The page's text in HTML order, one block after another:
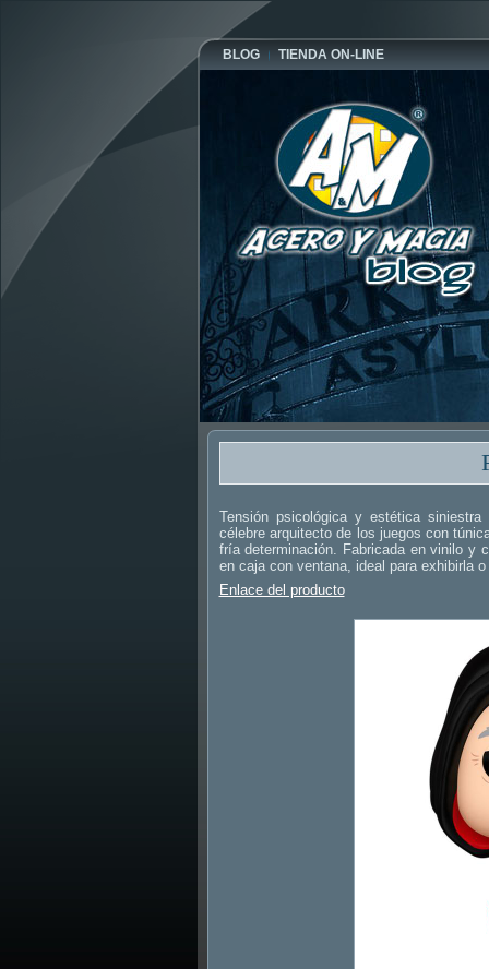
BLOG TIENDA ON-LINE
Tensión psicológica y estética
célebre arquitecto de los juegos con
fría determinación. Fabricada en vinilo y
en caja con ventana, ideal para exhibirla
Enlace del producto